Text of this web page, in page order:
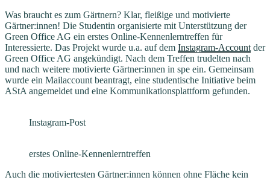
Was braucht es zum Gärtnern? Klar, fleißige und motivierte
Gärtner:innen! Die Studentin organisierte mit Unterstützung der
Green Office AG ein erstes Online-Kennenlerntreffen für
Interessierte. Das Projekt wurde u.a. auf dem Instagram-Account der
Green Office AG angekündigt. Nach dem Treffen trudelten nach
und nach weitere motivierte Gärtner:innen in spe ein. Gemeinsam
wurde ein Mailaccount beantragt, eine studentische Initiative beim
AStA angemeldet und eine Kommunikationsplattform gefunden.
Instagram-Post
erstes Online-Kennenlerntreffen
Auch die motiviertesten Gärtner:innen können ohne Fläche kein